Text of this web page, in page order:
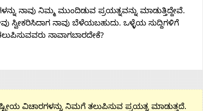
ನಾವು ನಿಮ್ಮ ಮುಂದಿಡುವ ಪ್ರಯತ್ನವನ್ನು ಮಾಡುತ್ತಿದ್ದೇವೆ.
ಸ್ವೀಕರಿಸಿದಾಗ ನಾವು ಬೆಳೆಯಬಹುದು. ಒಳ್ಳೆಯ ಸುದ್ದಿಗಳಿಗೆ
ನಾವಾಗಬಾರದೇಕೆ?
ವಿಚಾರಗಳನ್ನು ನಿಮಗೆ ತಲುಪಿಸುವ ಪ್ರಯತ್ನ ಮಾಡುತ್ತದೆ.